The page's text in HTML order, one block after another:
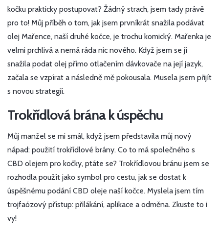
kočku prakticky postupovat? Žádný strach, jsem tady právě
pro to! Můj příběh o tom, jak jsem prvníkrát snažila podávat
olej Mařence, naší druhé kočce, je trochu komický. Mařenka je
velmi prchlivá a nemá ráda nic nového. Když jsem se jí
snažila podat olej přímo otlačením dávkovače na její jazyk,
začala se vzpírat a následně mě pokousala. Musela jsem přijít
s novou strategií.
Trokřídlová brána k úspěchu
Můj manžel se mi smál, když jsem představila můj nový
nápad: použití trokřídlové brány. Co to má společného s
CBD olejem pro kočky, ptáte se? Trokřídlovou bránu jsem se
rozhodla použít jako symbol pro cestu, jak se dostat k
úspěšnému podání CBD oleje naší kočce. Myslela jsem tím
trojfaózový přístup: přilákání, aplikace a odměna. Zkuste to i
vy!